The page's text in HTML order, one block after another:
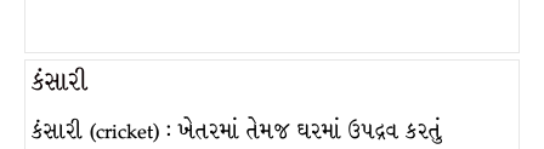
કંસારી
કંસારી (cricket) : ખેતરમાં તેમજ ઘરમાં ઉપદ્રવ કરતું